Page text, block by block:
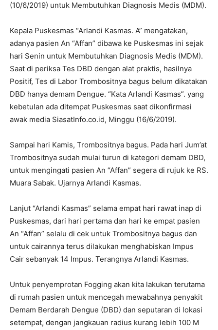
(10/6/2019) untuk Membutuhkan Diagnosis Medis (MDM).
Kepala Puskesmas “Arlandi Kasmas. A” mengatakan,
adanya pasien An “Affan” dibawa ke Puskesmas ini sejak
hari Senin untuk Membutuhkan Diagnosis Medis (MDM).
Saat di periksa Tes DBD dengan alat praktis, hasilnya
Positif, Tes di Labor Trombositnya bagus belum dikatakan
DBD hanya demam Dengue. “Kata Arlandi Kasmas”. yang
kebetulan ada ditempat Puskesmas saat dikonfirmasi
awak media SiasatInfo.co.id, Minggu (16/6/2019).
Sampai hari Kamis, Trombositnya bagus. Pada hari Jum’at
Trombositnya sudah mulai turun di kategori demam DBD,
untuk mengingati pasien An “Affan” segera di rujuk ke RS.
Muara Sabak. Ujarnya Arlandi Kasmas.
Lanjut “Arlandi Kasmas” selama empat hari rawat inap di
Puskesmas, dari hari pertama dan hari ke empat pasien
An “Affan” selalu di cek untuk Trombositnya bagus dan
untuk cairannya terus dilakukan menghabiskan Impus
Cair sebanyak 14 Impus. Terangnya Arlandi Kasmas.
Untuk penyemprotan Fogging akan kita lakukan terutama
di rumah pasien untuk mencegah mewabahnya penyakit
Demam Berdarah Dengue (DBD) dan seputaran di lokasi
setempat, dengan jangkauan radius kurang lebih 100 M